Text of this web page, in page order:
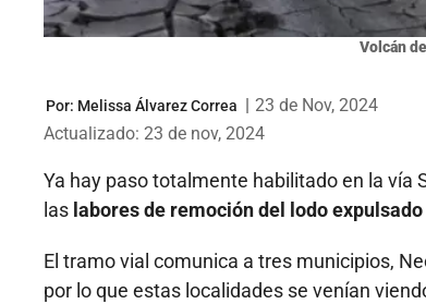
​​Volcán
Por: Melissa Álvarez Correa | 23 de Nov, 2024
Actualizado: 23 de nov, 2024
Ya hay paso totalmente habilitado en la vía
las labores de remoción del lodo
El tramo vial comunica a tres municipios,
por lo que estas localidades se venían